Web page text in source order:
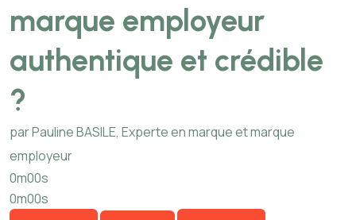
marque employeur
authentique et crédible
?
par Pauline BASILE, Experte en marque et marque
employeur
0m00s
0m00s